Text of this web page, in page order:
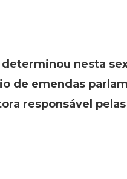
nesta
de emendas
responsável